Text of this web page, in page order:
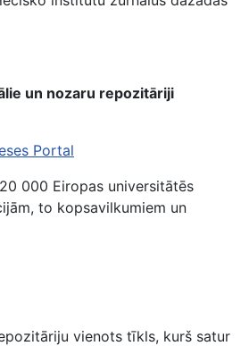
un nozaru repozitāriji
Portal
000 Eiropas universitātēs
to kopsavilkumiem un
vienots tīkls, kurš satur